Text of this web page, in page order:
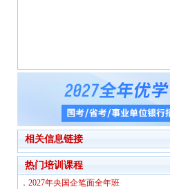
相关信息链接
热门培训课程
． 2027年央国企笔面全年班